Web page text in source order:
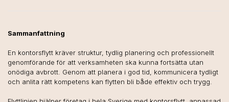
Sammanfattning
En kontorsflytt kräver struktur, tydlig planering och professionellt
genomförande för att verksamheten ska kunna fortsätta utan
onödiga avbrott. Genom att planera i god tid, kommunicera tydligt
och anlita rätt kompetens kan flytten bli både effektiv och trygg.